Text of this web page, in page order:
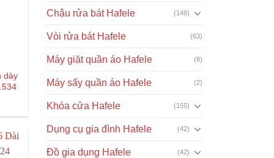
dày
tại
1.000₫.
Chậu rửa bát Hafele (146)
Vòi rửa bát Hafele (63)
Máy giặt quần áo Hafele (8)
Máy sấy quần áo Hafele (2)
Khóa cửa Hafele (155)
Dụng cụ gia đình Hafele (42)
Đồ gia dụng Hafele (42)